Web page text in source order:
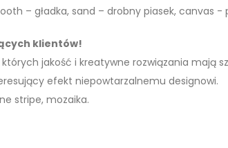
– gładka, sand – drobny piasek, canvas -
klientów!
jakość i kreatywne rozwiązania mają
efekt niepowtarzalnemu designowi.
stripe, mozaika.